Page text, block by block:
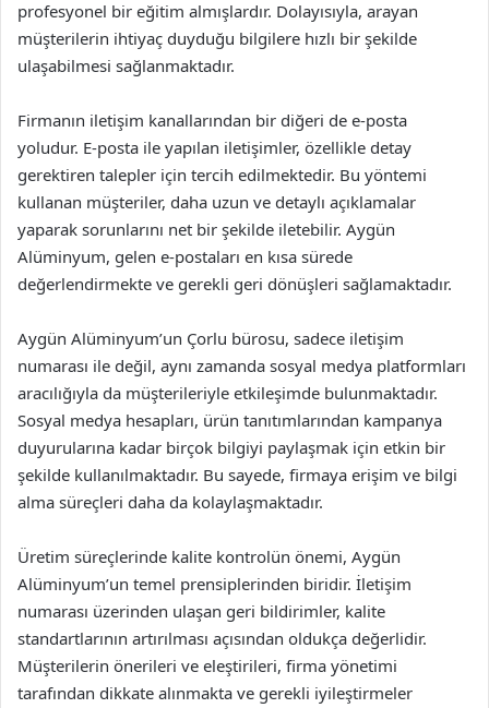
profesyonel bir eğitim almışlardır. Dolayısıyla, arayan
müşterilerin ihtiyaç duyduğu bilgilere hızlı bir şekilde
ulaşabilmesi sağlanmaktadır.
Firmanın iletişim kanallarından bir diğeri de e-posta
yoludur. E-posta ile yapılan iletişimler, özellikle detay
gerektiren talepler için tercih edilmektedir. Bu yöntemi
kullanan müşteriler, daha uzun ve detaylı açıklamalar
yaparak sorunlarını net bir şekilde iletebilir. Aygün
Alüminyum, gelen e-postaları en kısa sürede
değerlendirmekte ve gerekli geri dönüşleri sağlamaktadır.
Aygün Alüminyum’un Çorlu bürosu, sadece iletişim
numarası ile değil, aynı zamanda sosyal medya platformları
aracılığıyla da müşterileriyle etkileşimde bulunmaktadır.
Sosyal medya hesapları, ürün tanıtımlarından kampanya
duyurularına kadar birçok bilgiyi paylaşmak için etkin bir
şekilde kullanılmaktadır. Bu sayede, firmaya erişim ve bilgi
alma süreçleri daha da kolaylaşmaktadır.
Üretim süreçlerinde kalite kontrolün önemi, Aygün
Alüminyum’un temel prensiplerinden biridir. İletişim
numarası üzerinden ulaşan geri bildirimler, kalite
standartlarının artırılması açısından oldukça değerlidir.
Müşterilerin önerileri ve eleştirileri, firma yönetimi
tarafından dikkate alınmakta ve gerekli iyileştirmeler